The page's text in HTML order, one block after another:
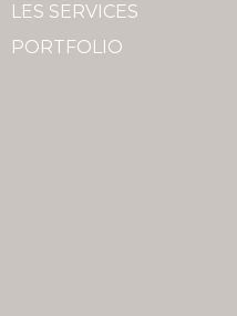
LES SERVICES
PORTFOLIO